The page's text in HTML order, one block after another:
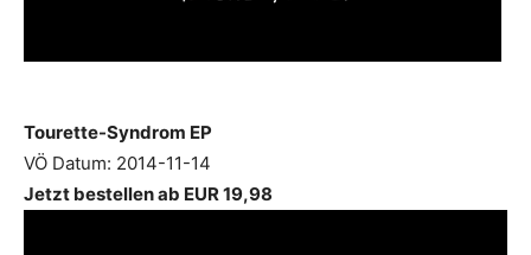
Tourette-Syndrom EP
VÖ Datum: 2014-11-14
Jetzt bestellen ab EUR 19,98